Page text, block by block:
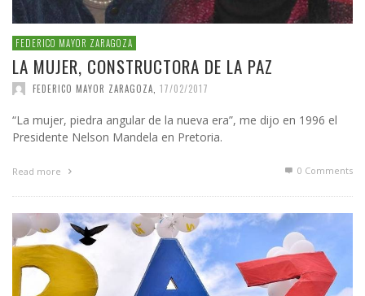
FEDERICO MAYOR ZARAGOZA
LA MUJER, CONSTRUCTORA DE LA PAZ
FEDERICO MAYOR ZARAGOZA, 17/02/2017
“La mujer, piedra angular de la nueva era”, me dijo en 1996 el
Presidente Nelson Mandela en Pretoria.
Read more 0 Comments